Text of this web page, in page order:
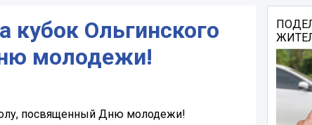
кубок Ольгинского
молодежи!
посвященный Дню молодежи!